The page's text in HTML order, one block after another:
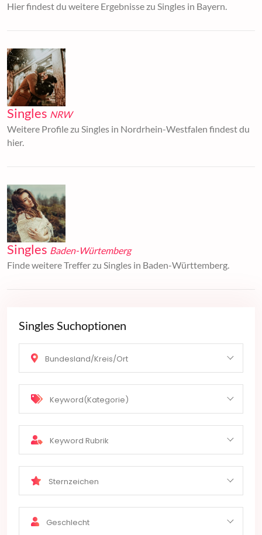
Hier findest du weitere Ergebnisse zu Singles in Bayern.
Singles NRW
Weitere Profile zu Singles in Nordrhein-Westfalen findest du
hier.
Singles Baden-Würtemberg
Finde weitere Treffer zu Singles in Baden-Württemberg.
Singles Suchoptionen
Bundesland/Kreis/Ort
Keyword(Kategorie)
Keyword Rubrik
Sternzeichen
Geschlecht